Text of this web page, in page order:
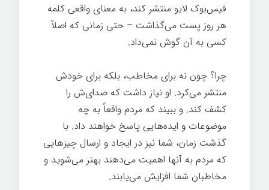
فیس‌بوک لایو منتشر کند، به معنای واقعی کلمه
هر روز پست می‌گذاشت – حتی زمانی که اصلاً
کسی به آن گوش نمی‌داد.
چرا؟ چون نه برای مخاطب، بلکه برای خودش
منتشر می‌کرد. او نیاز داشت که صدای‌ش را
کشف کند. و ببیند که مردم واقعاً به چه
موضوعات و ایده‌هایی پاسخ خواهند داد. با
گذشت زمان، شما نیز در ایجاد و ارسال چیزهایی
که مردم به آنها اهمیت می‌دهند بهتر می‌شوید و
مخاطبان شما افزایش می‌یابند.